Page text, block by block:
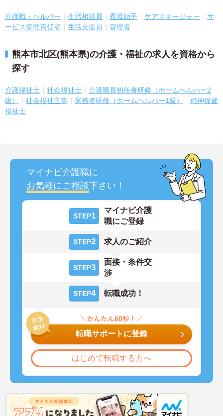
介護職・ヘルパー 生活相談員 看護助手 ケアマネージャー
サ
ービス管理責任者
生活支援員 管理者
熊本市北区(熊本県)の介護・福祉の求人を資格から
探す
介護福祉士 社会福祉士
介護職員初任者研修（ホームヘルパー2
級）
社会福祉主事 実務者研修（ホームヘルパー1級）
精神保健
福祉士
マイナビ介護職に
お気軽にご相談下さい！
STEP1
マイナビ介護
職にご登録
STEP2 求人のご紹介
STEP3
面接・条件交
渉
STEP4 転職成功！
転職サポートに登録
はじめて転職する方へ